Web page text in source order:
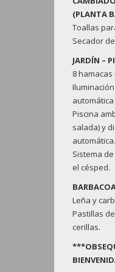
(PLANTA
Toallas
Secador
JARDÍN –
8
automática
Piscina
salada) y
automática.
Sistema
el césped.
Leña y
Pastillas
cerillas.